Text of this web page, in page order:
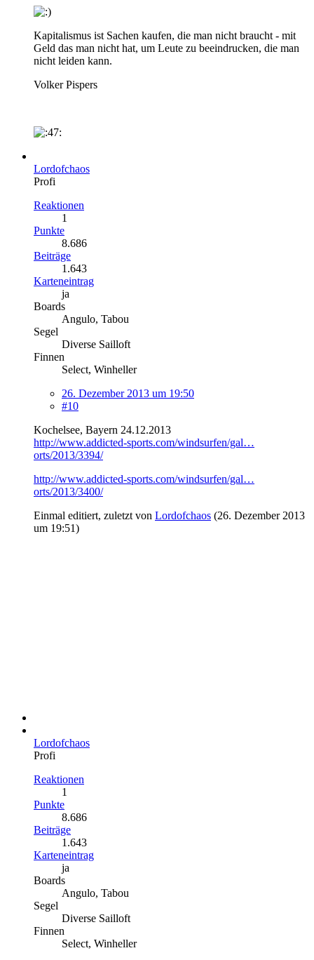
Kapitalismus ist Sachen kaufen, die man nicht braucht - mit
Geld das man nicht hat, um Leute zu beeindrucken, die man
nicht leiden kann.
Volker Pispers
Lordofchaos
Profi
Reaktionen
1
Punkte
8.686
Beiträge
1.643
Karteneintrag
ja
Boards
Angulo, Tabou
Segel
Diverse Sailloft
Finnen
Select, Winheller
26. Dezember 2013 um 19:50
#10
Kochelsee, Bayern 24.12.2013
http://www.addicted-sports.com/windsurfen/gal…
orts/2013/3394/
http://www.addicted-sports.com/windsurfen/gal…
orts/2013/3400/
Einmal editiert, zuletzt von Lordofchaos (26. Dezember 2013
um 19:51)
Lordofchaos
Profi
Reaktionen
1
Punkte
8.686
Beiträge
1.643
Karteneintrag
ja
Boards
Angulo, Tabou
Segel
Diverse Sailloft
Finnen
Select, Winheller